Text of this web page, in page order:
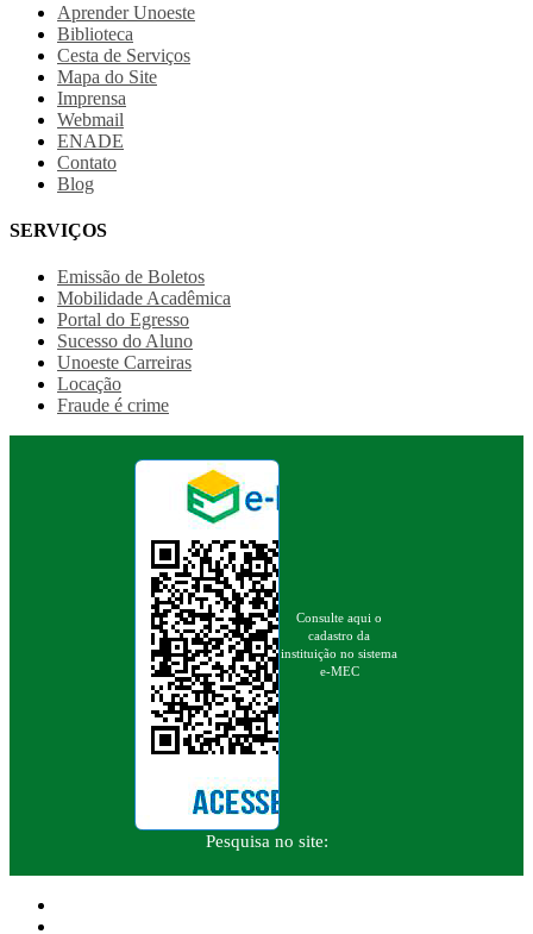
Aprender Unoeste
Biblioteca
Cesta de Serviços
Mapa do Site
Imprensa
Webmail
ENADE
Contato
Blog
SERVIÇOS
Emissão de Boletos
Mobilidade Acadêmica
Portal do Egresso
Sucesso do Aluno
Unoeste Carreiras
Locação
Fraude é crime
Consulte aqui o
cadastro da
instituição no sistema
e-MEC
Pesquisa no site: